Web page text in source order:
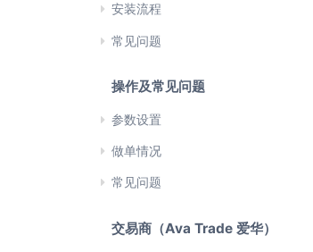
安装流程
常见问题
操作及常见问题
参数设置
做单情况
常见问题
交易商（Ava Trade 爱华）